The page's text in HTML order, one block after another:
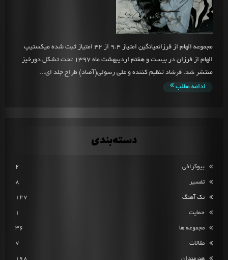
مجموعه الهام از فرزانمیانگین امتیاز 9.4 از 42 امتیاز ثبت شده میکستیپ
الهام از فرزان در بیست و هفتم اردیبهشت ماه 1397 تحت تشکل دورخیز
منتشر شد. فرشاد تنظیم کننده و علی رسولی(آصاد) طراح جلد ای...
ادامه مطلب
دسته‌بندی
بیوگرافی 2
تفسیر 8
تک آهنگ 127
حمایت 1
مجموعه ها 36
مقالات 7